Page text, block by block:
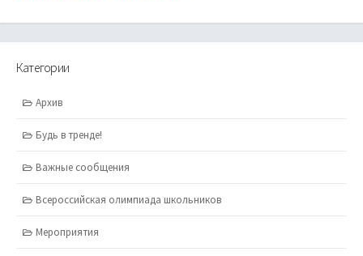
Категории
Архив
Будь в тренде!
Важные сообщения
Всероссийская олимпиада школьников
Мероприятия